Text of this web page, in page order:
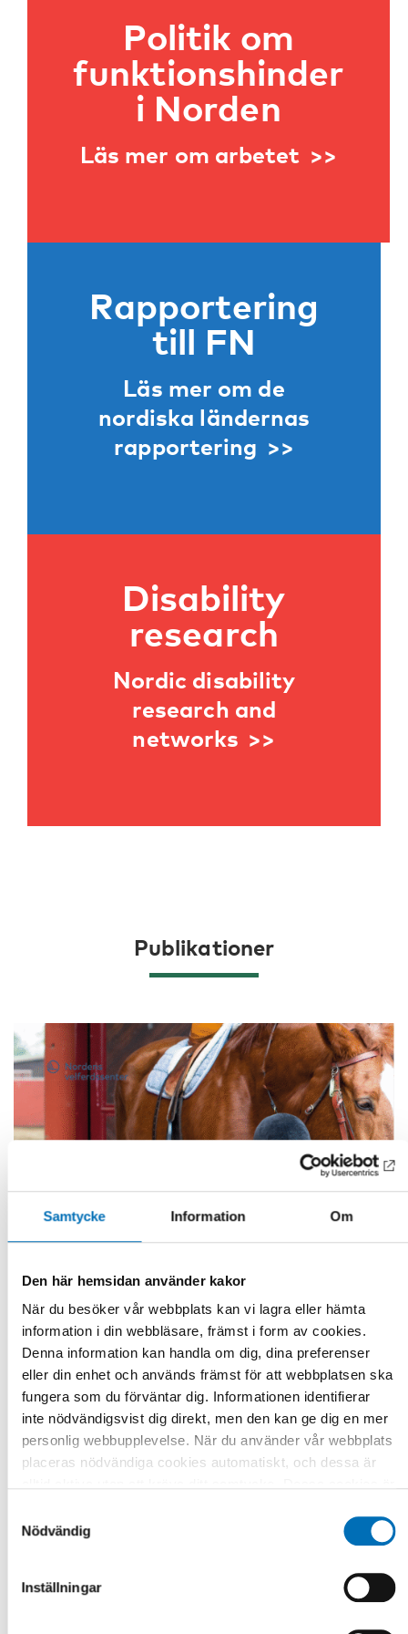
Samtycke Information Om
Den här hemsidan använder kakor
När du besöker vår webbplats kan vi lagra eller hämta
information i din webbläsare, främst i form av cookies.
Denna information kan handla om dig, dina preferenser
eller din enhet och används främst för att webbplatsen ska
fungera som du förväntar dig. Informationen identifierar
inte nödvändigsvist dig direkt, men den kan ge dig en mer
personlig webbupplevelse. När du använder vår webbplats
placeras nödvändiga cookies automatiskt, och dessa är
dess funktioner. Vi respekterar din integritet, och du kan
välja vilka ytterligare cookies (statistiska, preferens,
marknadsföring och oklassificerade) du vill acceptera.
Klicka på de olika kategorirubrikerna för att ta reda på mer
Nödvändig
Inställningar
Politik om
funktionshinder
i Norden
Läs mer om arbetet
Rapportering
till FN
Läs mer om de
nordiska ländernas
rapportering
Disability
research
Nordic disability
research and
networks
Publikationer
RAPPORT-FUNKTIONSHINDER
9 apr 2026
Nordisk samarbeid om
Funksjonshinderspørsmål – Årsrapport 2025